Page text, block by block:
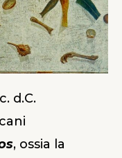
d.C.
, ossia la